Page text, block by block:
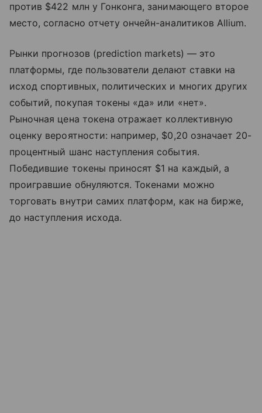
против $422 млн у Гонконга, занимающего второе
место, согласно отчету ончейн-аналитиков Allium.
Рынки прогнозов (prediction markets) — это
платформы, где пользователи делают ставки на
исход спортивных, политических и многих других
событий, покупая токены «да» или «нет».
Рыночная цена токена отражает коллективную
оценку вероятности: например, $0,20 означает 20-
процентный шанс наступления события.
Победившие токены приносят $1 на каждый, а
проигравшие обнуляются. Токенами можно
торговать внутри самих платформ, как на бирже,
до наступления исхода.